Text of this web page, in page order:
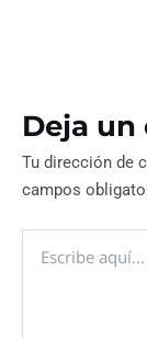
Deja
Tu dirección de
campos
aquí...